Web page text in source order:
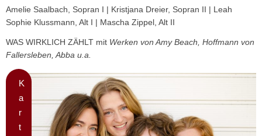
Amelie Saalbach, Sopran I | Kristjana Dreier, Sopran II | Leah
Sophie Klussmann, Alt I | Mascha Zippel, Alt II
WAS WIRKLICH ZÄHLT mit Werken von Amy Beach, Hoffmann von
Fallersleben, Abba u.a.
K
a
r
t